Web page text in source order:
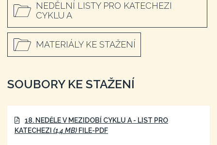
NEDĚLNÍ LISTY PRO KATECHEZI
CYKLU A
MATERIÁLY KE STAŽENÍ
SOUBORY KE STAŽENÍ
18. NEDĚLE V MEZIDOBÍ CYKLU A - LIST PRO
KATECHEZI (1,4 MB) FILE-PDF